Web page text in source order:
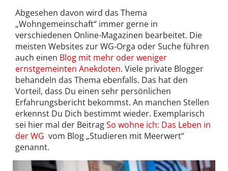
Abgesehen davon wird das Thema
„Wohngemeinschaft“ immer gerne in
verschiedenen Online-Magazinen bearbeitet. Die
meisten Websites zur WG-Orga oder Suche führen
auch einen Blog mit mehr oder weniger
ernstgemeinten Anekdoten. Viele private Blogger
behandeln das Thema ebenfalls. Das hat den
Vorteil, dass Du einen sehr persönlichen
Erfahrungsbericht bekommst. An manchen Stellen
erkennst Du Dich bestimmt wieder. Exemplarisch
sei hier mal der BeitragSo wohne ich: Das Leben in
der WG vom Blog „Studieren mit Meerwert“
genannt.